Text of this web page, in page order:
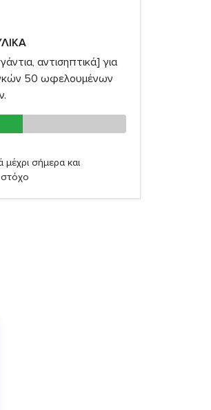
αντισηπτικά] για
50 ωφελουμένων
μέχρι σήμερα και
στόχο